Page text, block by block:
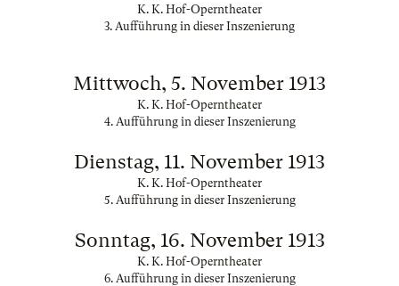
K. K. Hof-Operntheater
3. Aufführung in dieser Inszenierung
Mittwoch, 5. November 1913
K. K. Hof-Operntheater
4. Aufführung in dieser Inszenierung
Dienstag, 11. November 1913
K. K. Hof-Operntheater
5. Aufführung in dieser Inszenierung
Sonntag, 16. November 1913
K. K. Hof-Operntheater
6. Aufführung in dieser Inszenierung